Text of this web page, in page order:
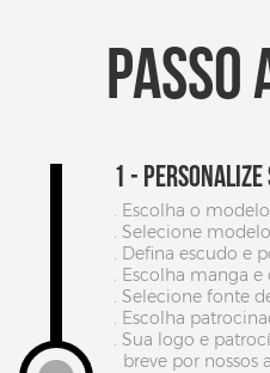
EDITAR NO
PASSO
1 - PERSONALIZE
. Escolha o
. Selecione
. Defina escudo e
. Escolha manga e
. Selecione fonte
. Escolha
. Sua logo e
breve por nossos